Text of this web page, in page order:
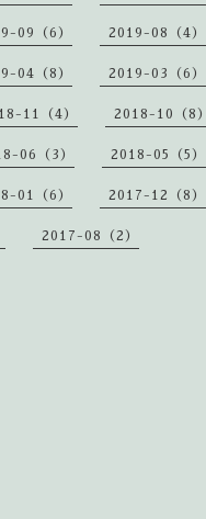
09（6） 2019-08（4）
04（8） 2019-03（6）
11（4） 2018-10（8）
06（3） 2018-05（5）
01（6） 2017-12（8）
2017-08（2）